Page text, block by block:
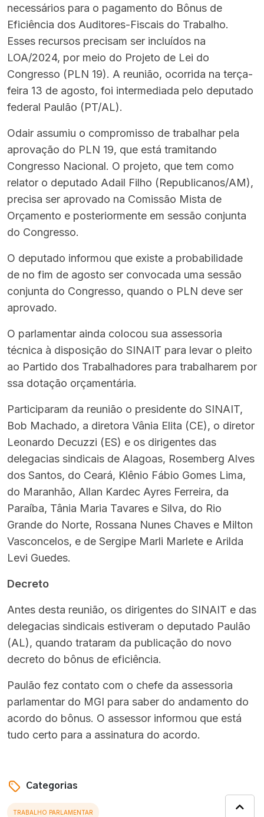
necessários para o pagamento do Bônus de
Eficiência dos Auditores-Fiscais do Trabalho.
Esses recursos precisam ser incluídos na
LOA/2024, por meio do Projeto de Lei do
Congresso (PLN 19). A reunião, ocorrida na terça-
feira 13 de agosto, foi intermediada pelo deputado
federal Paulão (PT/AL).
Odair assumiu o compromisso de trabalhar pela
aprovação do PLN 19, que está tramitando
Congresso Nacional. O projeto, que tem como
relator o deputado Adail Filho (Republicanos/AM),
precisa ser aprovado na Comissão Mista de
Orçamento e posteriormente em sessão conjunta
do Congresso.
O deputado informou que existe a probabilidade
de no fim de agosto ser convocada uma sessão
conjunta do Congresso, quando o PLN deve ser
aprovado.
O parlamentar ainda colocou sua assessoria
técnica à disposição do SINAIT para levar o pleito
ao Partido dos Trabalhadores para trabalharem por
ssa dotação orçamentária.
Participaram da reunião o presidente do SINAIT,
Bob Machado, a diretora Vânia Elita (CE), o diretor
Leonardo Decuzzi (ES) e os dirigentes das
delegacias sindicais de Alagoas, Rosemberg Alves
dos Santos, do Ceará, Klênio Fábio Gomes Lima,
do Maranhão, Allan Kardec Ayres Ferreira, da
Paraíba, Tânia Maria Tavares e Silva, do Rio
Grande do Norte, Rossana Nunes Chaves e Milton
Vasconcelos, e de Sergipe Marli Marlete e Arilda
Levi Guedes.
Decreto
Antes desta reunião, os dirigentes do SINAIT e das
delegacias sindicais estiveram o deputado Paulão
(AL), quando trataram da publicação do novo
decreto do bônus de eficiência.
Paulão fez contato com o chefe da assessoria
parlamentar do MGI para saber do andamento do
acordo do bônus. O assessor informou que está
tudo certo para a assinatura do acordo.
Categorias
TRABALHO PARLAMENTAR